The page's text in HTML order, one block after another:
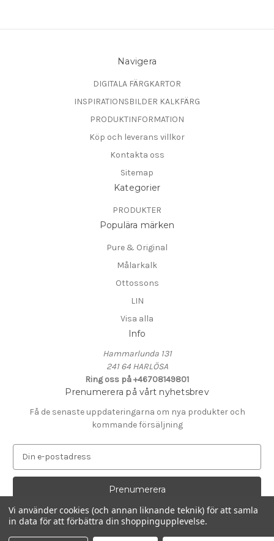
Navigera
DIGITALA FÄRGKARTOR
INSPIRATIONSBILDER KALKFÄRG
PRODUKTINFORMATION
Köp och leverans villkor
Kontakta oss
Sitemap
Kategorier
PRODUKTER
Populära märken
Pure & Original
Målarkalk
Ottossons
LIN
Visa alla
Info
Hammarlunda 131
241 64 HARLÖSA
Ring oss på +46708149801
Prenumerera på vårt nyhetsbrev
Få de senaste uppdateringarna om nya produkter och
kommande försäljning
p
t
a
Drivs av BigCommerce
© 2026 KALK i Hammarlunda
Vi använder cookies (och annan liknande teknik) för att samla
in data för att förbättra din shoppingupplevelse.